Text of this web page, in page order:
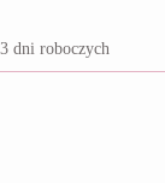
dni roboczych